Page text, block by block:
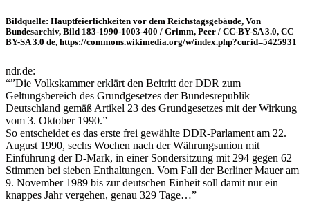
Bildquelle: Hauptfeierlichkeiten vor dem Reichstagsgebäude, Von
Bundesarchiv, Bild 183-1990-1003-400 / Grimm, Peer / CC-BY-SA 3.0, CC
BY-SA 3.0 de, https://commons.wikimedia.org/w/index.php?curid=5425931
ndr.de:
“”Die Volkskammer erklärt den Beitritt der DDR zum
Geltungsbereich des Grundgesetzes der Bundesrepublik
Deutschland gemäß Artikel 23 des Grundgesetzes mit der Wirkung
vom 3. Oktober 1990.”
So entscheidet es das erste frei gewählte DDR-Parlament am 22.
August 1990, sechs Wochen nach der Währungsunion mit
Einführung der D-Mark, in einer Sondersitzung mit 294 gegen 62
Stimmen bei sieben Enthaltungen. Vom Fall der Berliner Mauer am
9. November 1989 bis zur deutschen Einheit soll damit nur ein
knappes Jahr vergehen, genau 329 Tage…”